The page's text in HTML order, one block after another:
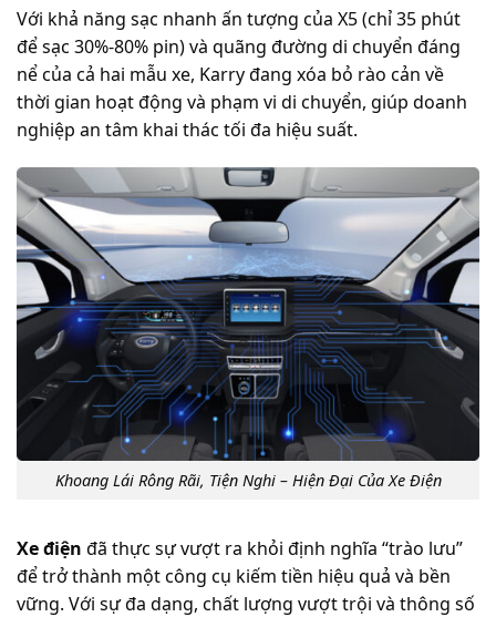
Với khả năng sạc nhanh ấn tượng của X5 (chỉ 35 phút
để sạc 30%-80% pin) và quãng đường di chuyển đáng
nể của cả hai mẫu xe, Karry đang xóa bỏ rào cản về
thời gian hoạt động và phạm vi di chuyển, giúp doanh
nghiệp an tâm khai thác tối đa hiệu suất.
Khoang Lái Rông Rãi, Tiện Nghi – Hiện Đại Của Xe Điện
Xe điện đã thực sự vượt ra khỏi định nghĩa “trào lưu”
để trở thành một công cụ kiếm tiền hiệu quả và bền
vững. Với sự đa dạng, chất lượng vượt trội và thông số